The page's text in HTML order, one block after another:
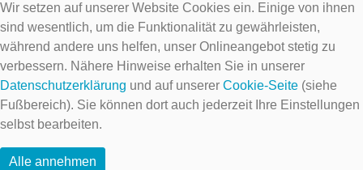
Wir setzen auf unserer Website Cookies ein. Einige von ihnen
sind wesentlich, um die Funktionalität zu gewährleisten,
während andere uns helfen, unser Onlineangebot stetig zu
verbessern. Nähere Hinweise erhalten Sie in unserer
Datenschutzerklärung und auf unserer Cookie-Seite (siehe
Fußbereich). Sie können dort auch jederzeit Ihre Einstellungen
selbst bearbeiten.
Alle annehmen